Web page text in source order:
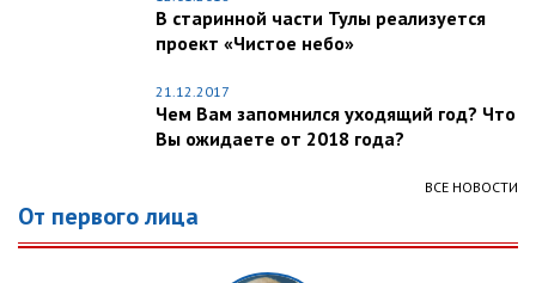
В старинной части Тулы реализуется
проект «Чистое небо»
21.12.2017
Чем Вам запомнился уходящий год? Что
Вы ожидаете от 2018 года?
ВСЕ НОВОСТИ
От первого лица